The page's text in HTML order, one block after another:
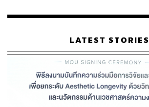
เรือนไทยที่ถูกซุกไว้
LATEST STORIES